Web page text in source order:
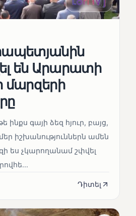
են Արարատի
մարզերի
ինքս գայի ձեզ հյուր, բայց,
իշխանություններն ամեն
ես չկարողանամ շփվել
Դիտել